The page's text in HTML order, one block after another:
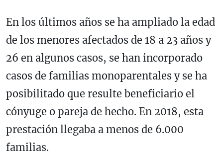
En los últimos años se ha ampliado la edad
de los menores afectados de 18 a 23 años y
26 en algunos casos, se han incorporado
casos de familias monoparentales y se ha
posibilitado que resulte beneficiario el
cónyuge o pareja de hecho. En 2018, esta
prestación llegaba a menos de 6.000
familias.